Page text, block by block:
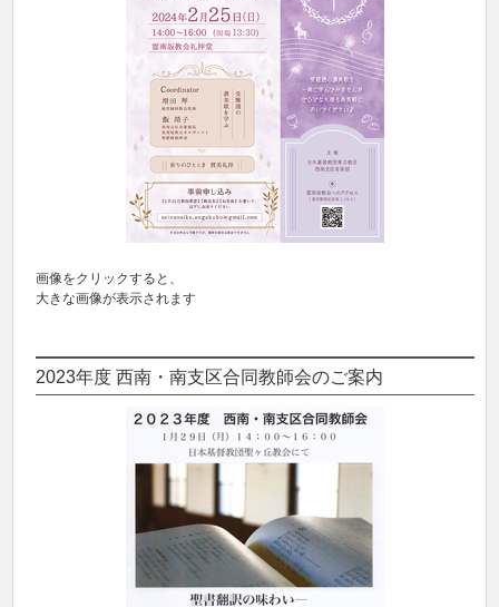
画像をクリックすると、
大きな画像が表示されます
2023年度 西南・南支区合同教師会のご案内